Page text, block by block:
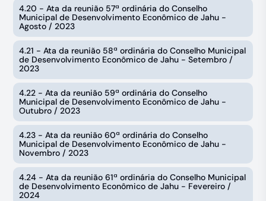
4.20 - Ata da reunião 57ª ordinária do Conselho
Municipal de Desenvolvimento Econômico de Jahu -
Agosto / 2023
4.21 - Ata da reunião 58ª ordinária do Conselho Municipal
de Desenvolvimento Econômico de Jahu - Setembro /
2023
4.22 - Ata da reunião 59ª ordinária do Conselho
Municipal de Desenvolvimento Econômico de Jahu -
Outubro / 2023
4.23 - Ata da reunião 60ª ordinária do Conselho
Municipal de Desenvolvimento Econômico de Jahu -
Novembro / 2023
4.24 - Ata da reunião 61ª ordinária do Conselho Municipal
de Desenvolvimento Econômico de Jahu - Fevereiro /
2024